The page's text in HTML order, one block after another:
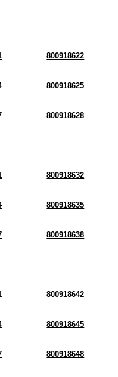
800918622
800918625
800918628
800918632
800918635
800918638
800918642
800918645
800918648